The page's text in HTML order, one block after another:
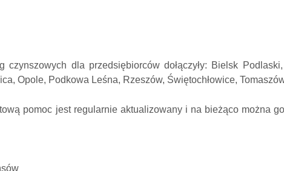
dla przedsiębiorców dołączyły: Bielsk
Opole, Podkowa Leśna, Rzeszów, Świętochłowice,
pomoc jest regularnie aktualizowany i na bieżąco można